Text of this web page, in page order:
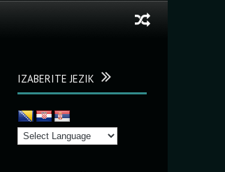
IZABERITE JEZIK